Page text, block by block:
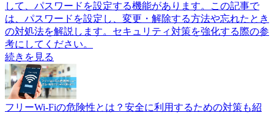
して、パスワードを設定する機能があります。この記事で
は、パスワードを設定し、変更・解除する方法や忘れたとき
の対処法を解説します。セキュリティ対策を強化する際の参
考にしてください。
続きを見る
フリーWi-Fiの危険性とは？安全に利用するための対策も紹